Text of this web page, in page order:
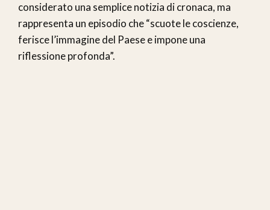
considerato una semplice notizia di cronaca, ma
rappresenta un episodio che “scuote le coscienze,
ferisce l’immagine del Paese e impone una
riflessione profonda”.